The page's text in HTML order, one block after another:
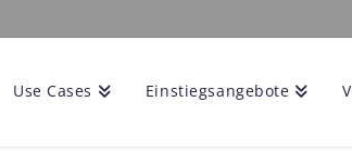
Use Cases Einstiegsangebote